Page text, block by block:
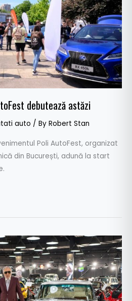
debutează astăzi
auto / By Robert Stan
Poli AutoFest, organizat
din București, adună la start